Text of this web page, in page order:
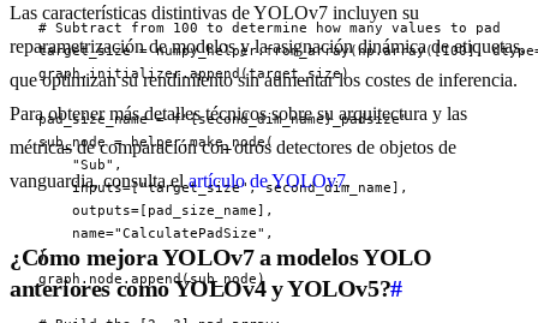
# Subtract from 100 to determine how many values to pad
target_size = numpy_helper.from_array(np.array([100],
graph.initializer.append(target_size)
pad_size_name = f"{second_dim_name}_padsize"
sub_node = helper.make_node(
    "Sub",
    inputs=["target_size", second_dim_name],
    outputs=[pad_size_name],
    name="CalculatePadSize",
)
graph.node.append(sub_node)
Las características distintivas de YOLOv7 incluyen su
reparametrización de modelos y la asignación dinámica de etiquetas,
que optimizan su rendimiento sin aumentar los costes de inferencia.
Para obtener más detalles técnicos sobre su arquitectura y las
métricas de comparación con otros detectores de objetos de
vanguardia, consulta elartículo de YOLOv7.
¿Cómo mejora YOLOv7 a modelos YOLO
anteriores como YOLOv4 y YOLOv5?#